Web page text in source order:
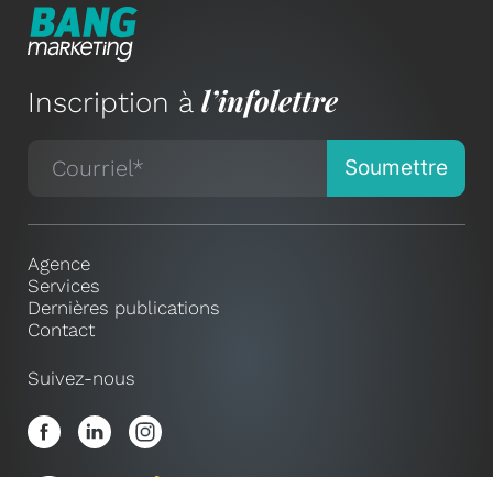
Inscription à l’infolettre
Agence
Services
Dernières publications
Contact
Suivez-nous